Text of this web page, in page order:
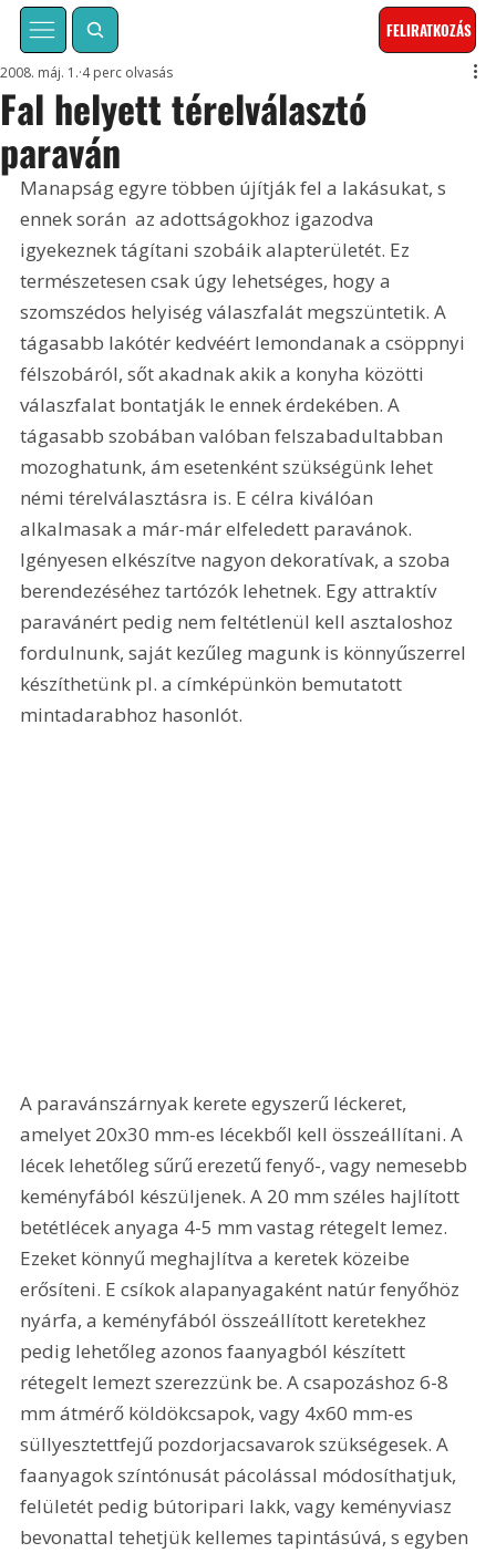
FELIRATKOZÁS
Fal helyett térelválasztó
paraván
2008. máj. 1. 4 perc olvasás
Manapság egyre többen újítják fel a lakásukat, s
ennek során  az adottságokhoz igazodva 
igyekeznek tágítani szobáik alapterületét. Ez
természetesen csak úgy lehetséges, hogy a
szomszédos helyiség válaszfalát megszüntetik. A
tágasabb lakótér kedvéért lemondanak a csöppnyi
félszobáról, sőt akadnak akik a konyha közötti
válaszfalat bontatják le ennek érdekében. A
tágasabb szobában valóban felszabadultabban
mozoghatunk, ám esetenként szükségünk lehet
némi térelválasztásra is. E célra kiválóan
alkalmasak a már-már elfeledett paravánok.
Igényesen elkészítve nagyon dekoratívak, a szoba
berendezéséhez tartózók lehetnek. Egy attraktív
paravánért pedig nem feltétlenül kell asztaloshoz
fordulnunk, saját kezűleg magunk is könnyűszerrel
készíthetünk pl. a címképünkön bemutatott
mintadarabhoz hasonlót.
A paravánszárnyak kerete egyszerű léckeret,
amelyet 20x30 mm-es lécekből kell összeállítani. A
lécek lehetőleg sűrű erezetű fenyő-, vagy nemesebb
keményfából készüljenek. A 20 mm széles hajlított
betétlécek anyaga 4-5 mm vastag rétegelt lemez.
Ezeket könnyű meghajlítva a keretek közeibe
erősíteni. E csíkok alapanyagaként natúr fenyőhöz
nyárfa, a keményfából összeállított keretekhez
pedig lehetőleg azonos faanyagból készített
rétegelt lemezt szerezzünk be. A csapozáshoz 6-8
mm átmérő köldökcsapok, vagy 4x60 mm-es
süllyesztettfejű pozdorjacsavarok szükségesek. A
faanyagok színtónusát pácolással módosíthatjuk,
felületét pedig bútoripari lakk, vagy keményviasz
bevonattal tehetjük kellemes tapintásúvá, s egyben